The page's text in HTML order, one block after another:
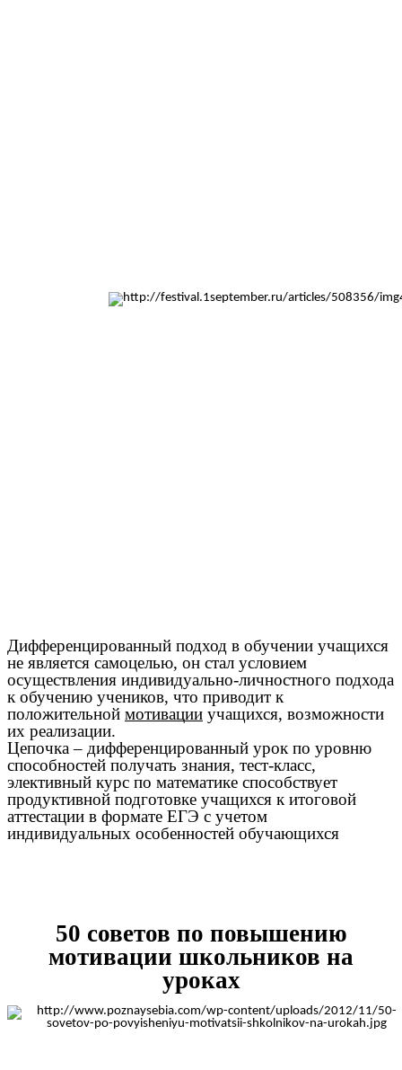
Дифференцированный подход в обучении учащихся
не является самоцелью, он стал условием
осуществления индивидуально-личностного подхода
к обучению учеников, что приводит к
положительной мотивации учащихся, возможности
их реализации.
Цепочка – дифференцированный урок по уровню
способностей получать знания, тест-класс,
элективный курс по математике способствует
продуктивной подготовке учащихся к итоговой
аттестации в формате ЕГЭ с учетом
индивидуальных особенностей обучающихся
50 советов по повышению
мотивации школьников на
уроках